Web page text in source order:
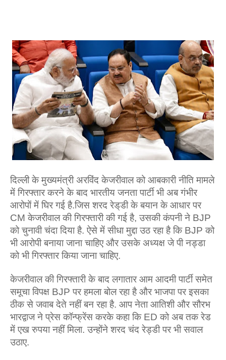
दिल्‍ली के मुख्‍यमंत्री अरविंद केजरीवाल को आबकारी नीति मामले
में गिरफ्तार करने के बाद भारतीय जनता पार्टी भी अब गंभीर
आरोपों में घिर गई है.जिस शरद रेड्‌डी के बयान के आधार पर
CM केजरीवाल की गिरफ्तारी की गई है, उसकी कंपनी ने BJP
को चुनावी चंदा दिया है. ऐसे में सीधा मुद्दा उठ रहा है कि BJP को
भी आरोपी बनाया जाना चाहिए और उसके अध्‍यक्ष जे पी नड्डा
को भी गिरफ्तार किया जाना चाहिए.
केजरीवाल की गिरफ्तारी के बाद लगातार आम आदमी पार्टी समेत
समूचा विपक्ष BJP पर हमला बोल रहा है और भाजपा पर इसका
ठीक से जवाब देते नहीं बन रहा है. आप नेता आतिशी और सौरभ
भारद्वाज ने प्रेस कॉन्फ्रेंस करके कहा कि ED को अब तक रेड
में एख रुपया नहीं मिला. उन्‍होंने शरद चंद रेड्डी पर भी सवाल
उठाए.